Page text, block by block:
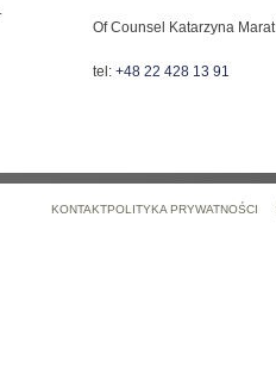
Of Counsel Katarzyna Marat
tel:+48 22 428 13 91
KONTAKTPOLITYKA PRYWATNOŚCI